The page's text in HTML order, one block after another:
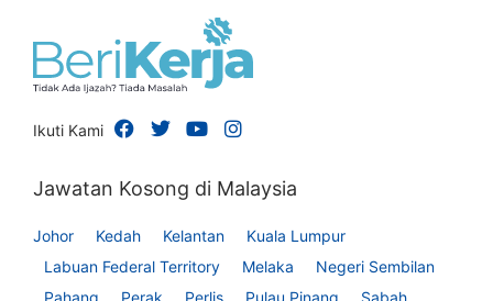
Ikuti Kami
Jawatan Kosong di Malaysia
Johor Kedah Kelantan
Kuala Lumpur
Labuan Federal Territory
Melaka
Negeri Sembilan